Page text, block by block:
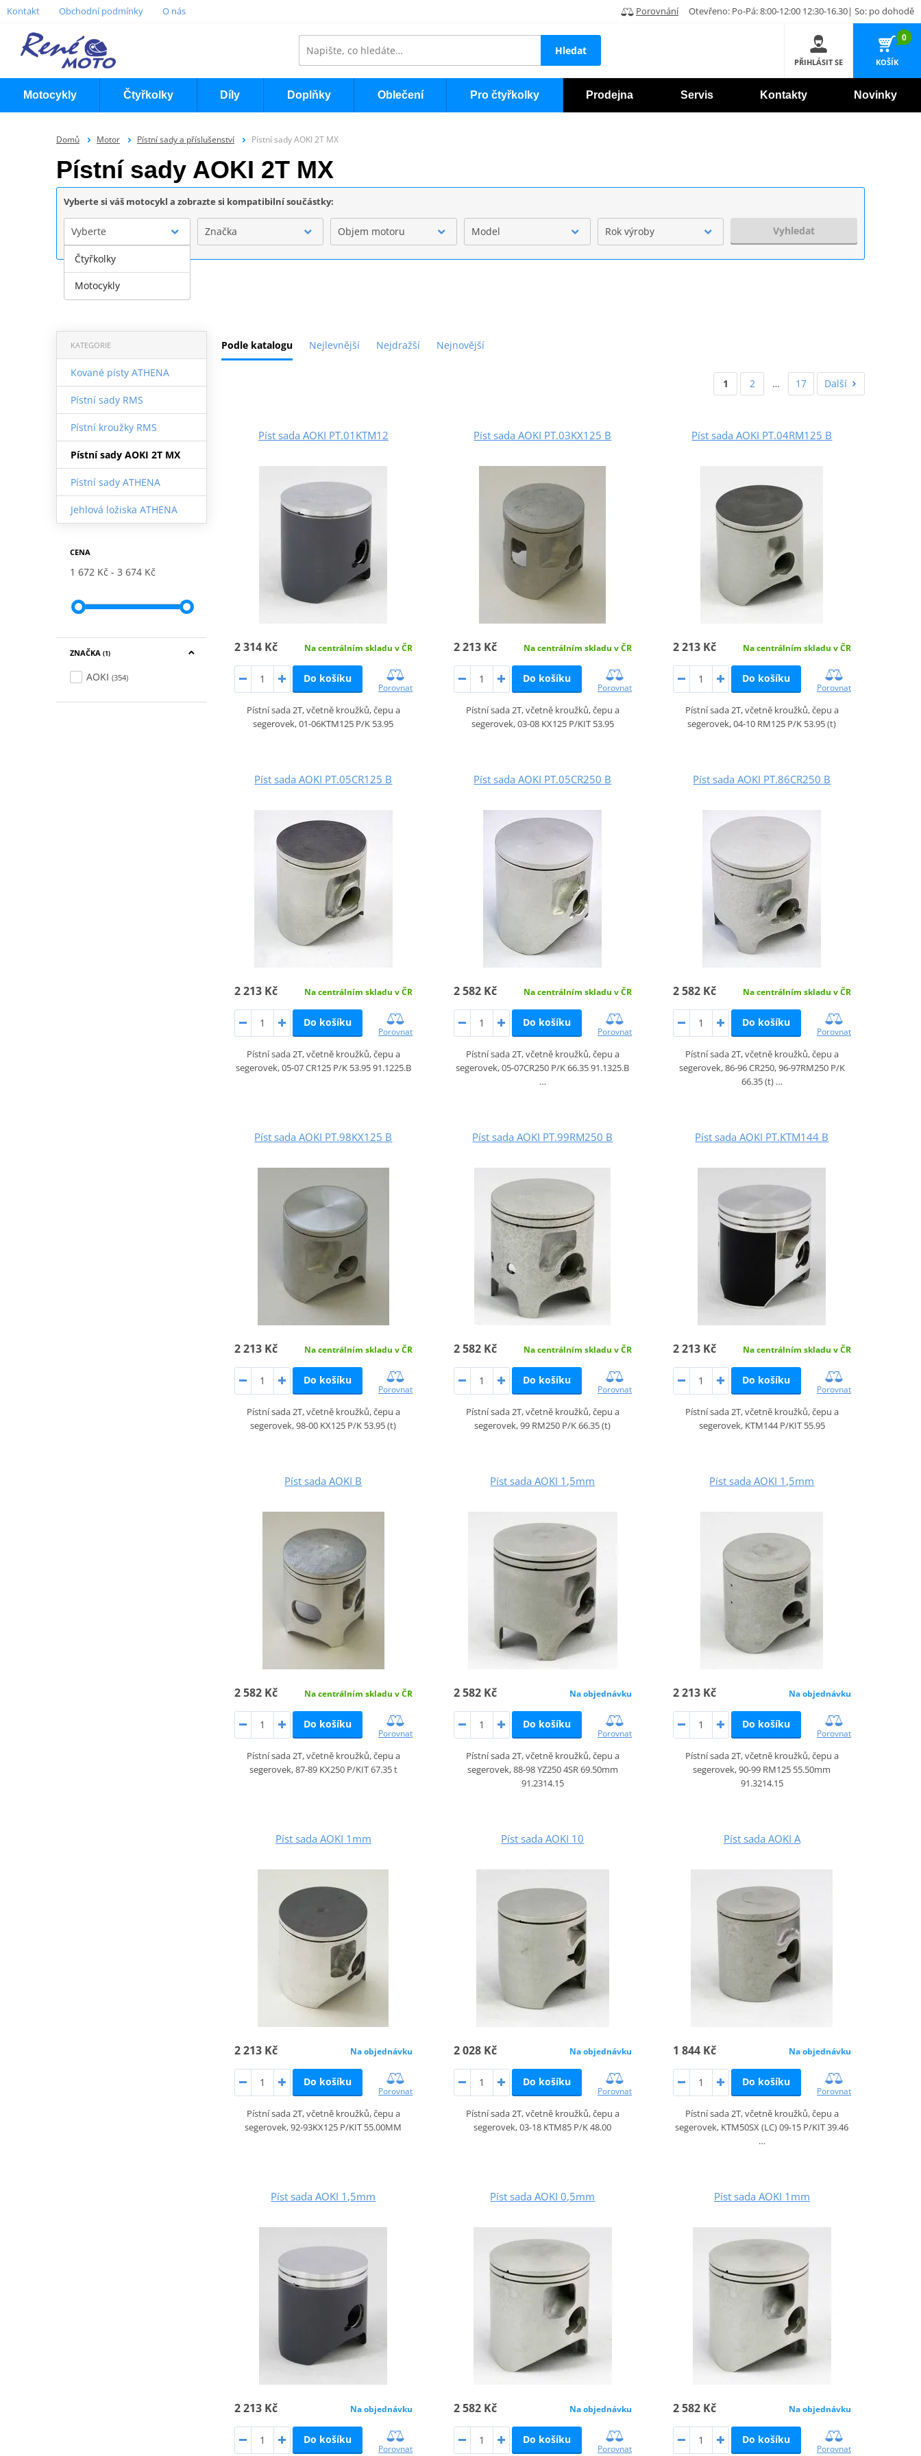
Kontakt Obchodní podmínky O nás Porovnání Otevřeno: Po-Pá: 8:00-12:00 12:30-16.30| So: po dohodě
Hledat
PŘIHLÁSIT SE
0
KOŠÍK
Motocykly Čtyřkolky Díly Doplňky Oblečení Pro čtyřkolky Prodejna Servis Kontakty Novinky
Domů Motor Pístní sady a příslušenství Pístní sady AOKI 2T MX
Pístní sady AOKI 2T MX
Vyberte si váš motocykl a zobrazte si kompatibilní součástky:
Vyberte Značka Objem motoru Model Rok výroby Vyhledat
Podle katalogu Nejlevnější Nejdražší Nejnovější
KATEGORIE
Kované písty ATHENA
Pístní sady RMS
Pístní kroužky RMS
Pístní sady AOKI 2T MX
Pístní sady ATHENA
Jehlová ložiska ATHENA
CENA
1 672 Kč 3 674 Kč
ZNAČKA (1)
AOKI (354)
1 2 … 17 Další
Píst sada AOKI PT.01KTM12
2 314 Kč Na centrálním skladu v ČR
Do košíku
Porovnat
Pístní sada 2T, včetně kroužků, čepu a
segerovek, 01-06KTM125 P/K 53.95
Píst sada AOKI PT.03KX125 B
2 213 Kč Na centrálním skladu v ČR
Do košíku
Porovnat
Pístní sada 2T, včetně kroužků, čepu a
segerovek, 03-08 KX125 P/KIT 53.95
Píst sada AOKI PT.04RM125 B
2 213 Kč Na centrálním skladu v ČR
Do košíku
Porovnat
Pístní sada 2T, včetně kroužků, čepu a
segerovek, 04-10 RM125 P/K 53.95 (t)
Píst sada AOKI PT.05CR125 B
2 213 Kč Na centrálním skladu v ČR
Do košíku
Porovnat
Pístní sada 2T, včetně kroužků, čepu a
segerovek, 05-07 CR125 P/K 53.95 91.1225.B
Píst sada AOKI PT.05CR250 B
2 582 Kč Na centrálním skladu v ČR
Do košíku
Porovnat
Pístní sada 2T, včetně kroužků, čepu a
segerovek, 05-07CR250 P/K 66.35 91.1325.B
…
Píst sada AOKI PT.86CR250 B
2 582 Kč Na centrálním skladu v ČR
Do košíku
Porovnat
Pístní sada 2T, včetně kroužků, čepu a
segerovek, 86-96 CR250, 96-97RM250 P/K
66.35 (t) …
Píst sada AOKI PT.98KX125 B
2 213 Kč Na centrálním skladu v ČR
Do košíku
Porovnat
Pístní sada 2T, včetně kroužků, čepu a
segerovek, 98-00 KX125 P/K 53.95 (t)
Píst sada AOKI PT.99RM250 B
2 582 Kč Na centrálním skladu v ČR
Do košíku
Porovnat
Pístní sada 2T, včetně kroužků, čepu a
segerovek, 99 RM250 P/K 66.35 (t)
Píst sada AOKI PT.KTM144 B
2 213 Kč Na centrálním skladu v ČR
Do košíku
Porovnat
Pístní sada 2T, včetně kroužků, čepu a
segerovek, KTM144 P/KIT 55.95
Píst sada AOKI B
2 582 Kč Na centrálním skladu v ČR
Do košíku
Porovnat
Pístní sada 2T, včetně kroužků, čepu a
segerovek, 87-89 KX250 P/KIT 67.35 t
Píst sada AOKI 1,5mm
2 582 Kč Na objednávku
Do košíku
Porovnat
Pístní sada 2T, včetně kroužků, čepu a
segerovek, 88-98 YZ250 4SR 69.50mm
91.2314.15
Píst sada AOKI 1,5mm
2 213 Kč Na objednávku
Do košíku
Porovnat
Pístní sada 2T, včetně kroužků, čepu a
segerovek, 90-99 RM125 55.50mm
91.3214.15
Píst sada AOKI 1mm
2 213 Kč Na objednávku
Do košíku
Porovnat
Pístní sada 2T, včetně kroužků, čepu a
segerovek, 92-93KX125 P/KIT 55.00MM
Píst sada AOKI 10
2 028 Kč Na objednávku
Do košíku
Porovnat
Pístní sada 2T, včetně kroužků, čepu a
segerovek, 03-18 KTM85 P/K 48.00
Píst sada AOKI A
1 844 Kč Na objednávku
Do košíku
Porovnat
Pístní sada 2T, včetně kroužků, čepu a
segerovek, KTM50SX (LC) 09-15 P/KIT 39.46
…
Píst sada AOKI 1,5mm
2 213 Kč Na objednávku
Do košíku
Porovnat
Píst sada AOKI 0,5mm
2 582 Kč Na objednávku
Do košíku
Porovnat
Píst sada AOKI 1mm
2 582 Kč Na objednávku
Do košíku
Porovnat
Čtyřkolky
Motocykly